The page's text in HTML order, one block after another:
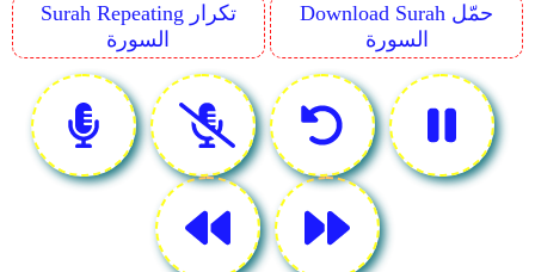
Surah Repeating تكرار
السورة
Download Surah حمّل
السورة